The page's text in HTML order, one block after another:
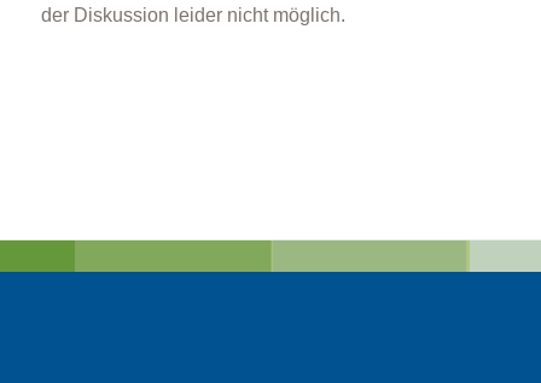
der Diskussion leider nicht möglich.